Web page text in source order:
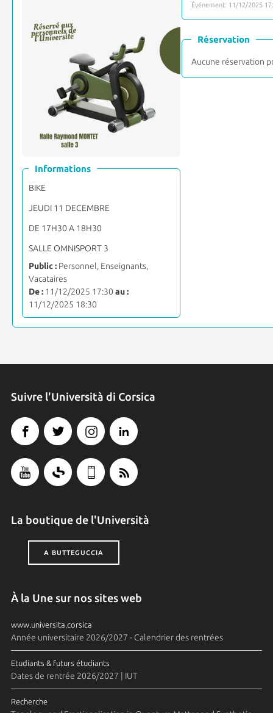
Informations
BIKE
JEUDI 11 DECEMBRE
DE 17H30 A 18H30
SALLE OMNISPORT 3
Public :Personnel, Enseignants,
Vacataires
De :11/12/2025 17:30 au :
11/12/2025 18:30
Événement: 11/12/2025
Réservation
Aucune réservation
Suivre l'Università di Corsica
La boutique de l'Università
A BUTTEGUCCIA
À la Une sur nos sites web
www.universita.corsica
Année universitaire 2026/2027 - Calendrier des rentrées
Etudiants & futurs étudiants
Dates de rentrée 2026/2027 | IUT
Recherche